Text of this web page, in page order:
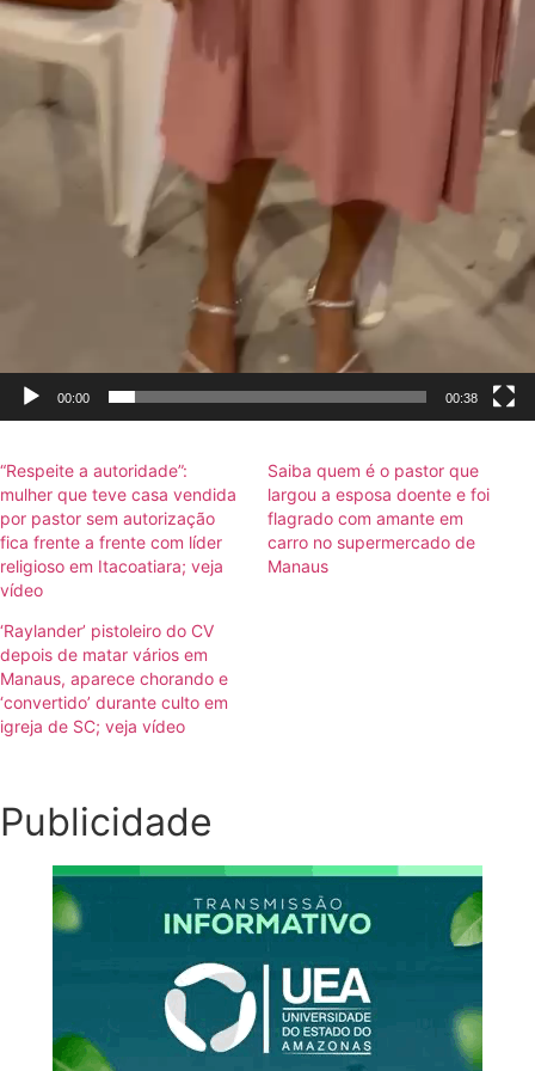
00:00 00:38
“Respeite a autoridade”:
mulher que teve casa vendida
por pastor sem autorização
fica frente a frente com líder
religioso em Itacoatiara; veja
vídeo
Saiba quem é o pastor que
largou a esposa doente e foi
flagrado com amante em
carro no supermercado de
Manaus
‘Raylander’ pistoleiro do CV
depois de matar vários em
Manaus, aparece chorando e
‘convertido’ durante culto em
igreja de SC; veja vídeo
Publicidade